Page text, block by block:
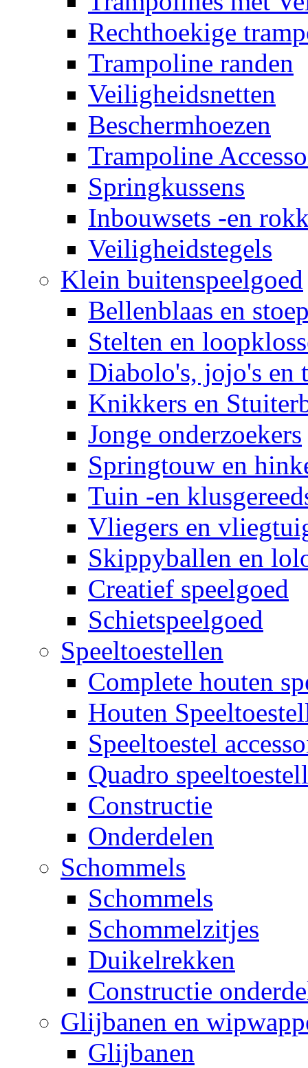
Rechthoekige
Trampoline randen
Veiligheidsnetten
Beschermhoezen
Trampoline
Springkussens
Inbouwsets -en
Veiligheidstegels
Klein buitenspeelgoed
Bellenblaas en
Stelten en
Diabolo's, jojo's en
Knikkers en
Jonge onderzoekers
Springtouw en
Tuin -en
Vliegers en
Skippyballen en
Creatief speelgoed
Schietspeelgoed
Speeltoestellen
Complete houten
Houten
Speeltoestel
Quadro
Constructie
Onderdelen
Schommels
Schommels
Schommelzitjes
Duikelrekken
Constructie
Glijbanen en
Glijbanen